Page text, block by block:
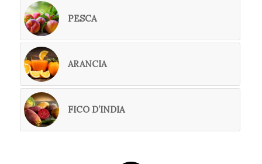
PESCA
ARANCIA
FICO D’INDIA